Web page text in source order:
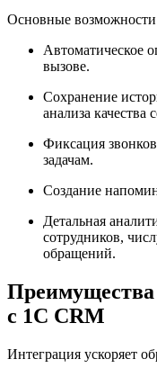
Основные
Автоматическое
вызове.
Сохранение
анализа качества
Фиксация
задачам.
Создание
Детальная
сотрудников,
обращений.
Преимущества
с 1С CRM
Интеграция ускоряет